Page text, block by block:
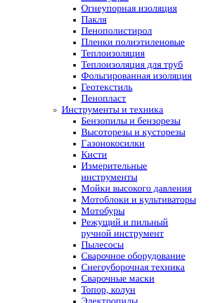
Огнеупорная изоляция
Пакля
Пенополистирол
Пленки полиэтиленовые
Теплоизоляция
Теплоизоляция для труб
Фольгированная изоляция
Геотекстиль
Пенопласт
Инструменты и техника
Бензопилы и бензорезы
Высоторезы и кусторезы
Газонокосилки
Кисти
Измерительные
инструменты
Мойки высокого давления
Мотоблоки и культиваторы
Мотобуры
Режущий и пильный
ручной инструмент
Пылесосы
Сварочное оборудование
Снегоуборочная техника
Сварочные маски
Топор, колун
Электропилы